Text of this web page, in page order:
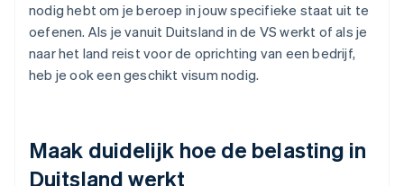
nodig hebt om je beroep in jouw specifieke staat uit te
oefenen. Als je vanuit Duitsland in de VS werkt of als je
naar het land reist voor de oprichting van een bedrijf,
heb je ook een geschikt visum nodig.
Maak duidelijk hoe de belasting in
Duitsland werkt